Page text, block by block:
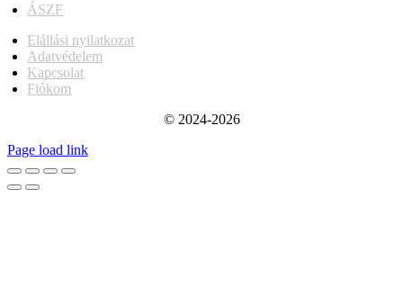
ÁSZF
Elállási nyilatkozat
Adatvédelem
Kapcsolat
Fiókom
© 2024-2026
Page load link